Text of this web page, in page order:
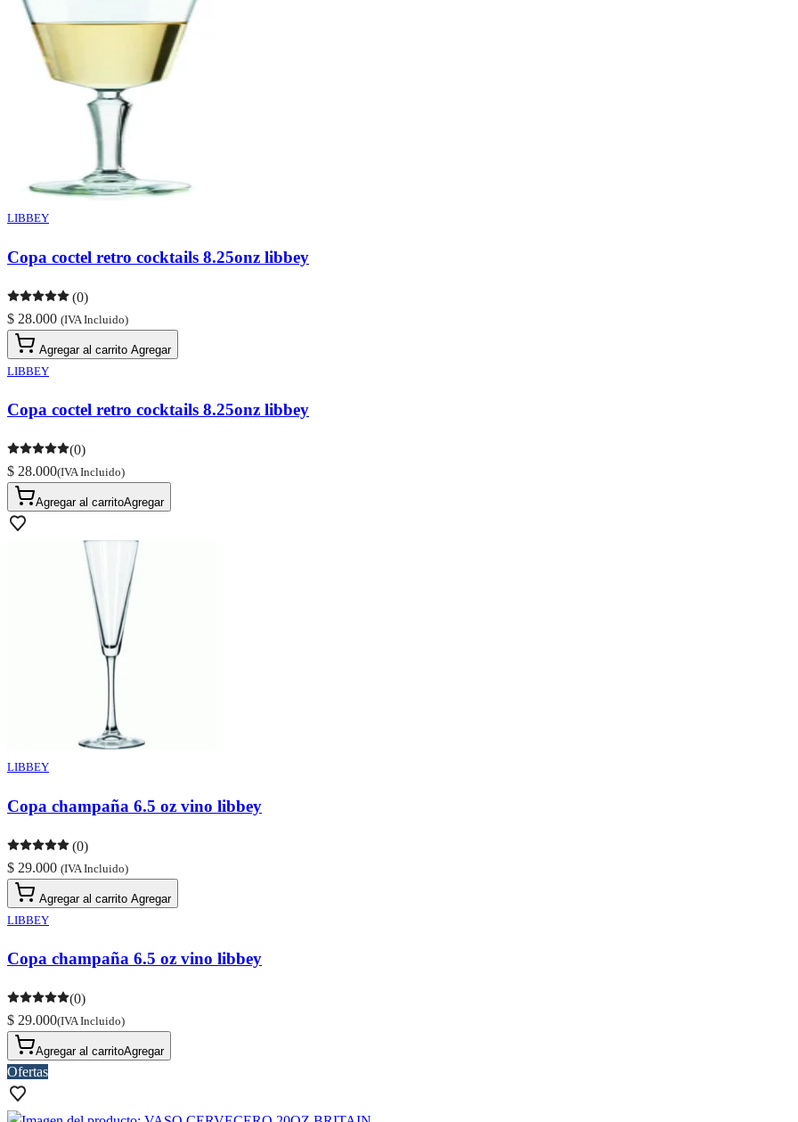
LIBBEY
Copa coctel retro cocktails 8.25onz libbey
(0)
$ 28.000 (IVA Incluido)
Agregar al carrito Agregar
LIBBEY
Copa coctel retro cocktails 8.25onz libbey
(0)
$ 28.000(IVA Incluido)
Agregar al carritoAgregar
LIBBEY
Copa champaña 6.5 oz vino libbey
(0)
$ 29.000 (IVA Incluido)
Agregar al carrito Agregar
LIBBEY
Copa champaña 6.5 oz vino libbey
(0)
$ 29.000(IVA Incluido)
Agregar al carritoAgregar
Ofertas